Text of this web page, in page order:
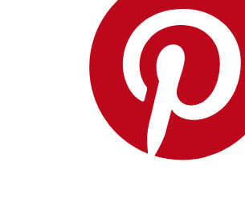
Redpolaris
Reformation
REMAIN Birger
Christensen
Rick Owens
Rixo
Rodarte